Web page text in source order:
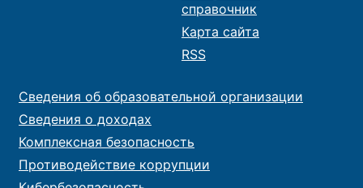
справочник
Карта сайта
RSS
Сведения об образовательной организации
Сведения о доходах
Комплексная безопасность
Противодействие коррупции